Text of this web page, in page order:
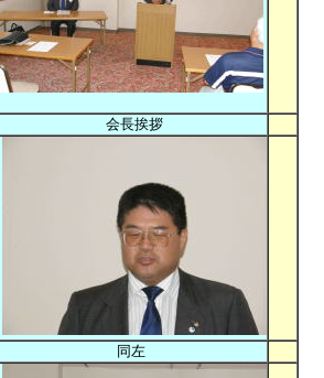
会長挨拶
同左